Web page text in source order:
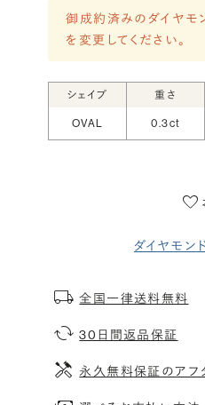
御成約済みのダイヤモ
を変更してください。
シェイプ 重さ
OVAL 0.3ct
ダイヤモン
全国一律送料無料
30日間返品保証
永久無料保証のアフ